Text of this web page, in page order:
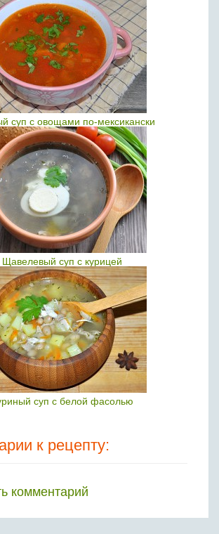
суп с овощами по-мексикански
Щавелевый суп с курицей
суп с белой фасолью
к рецепту:
комментарий